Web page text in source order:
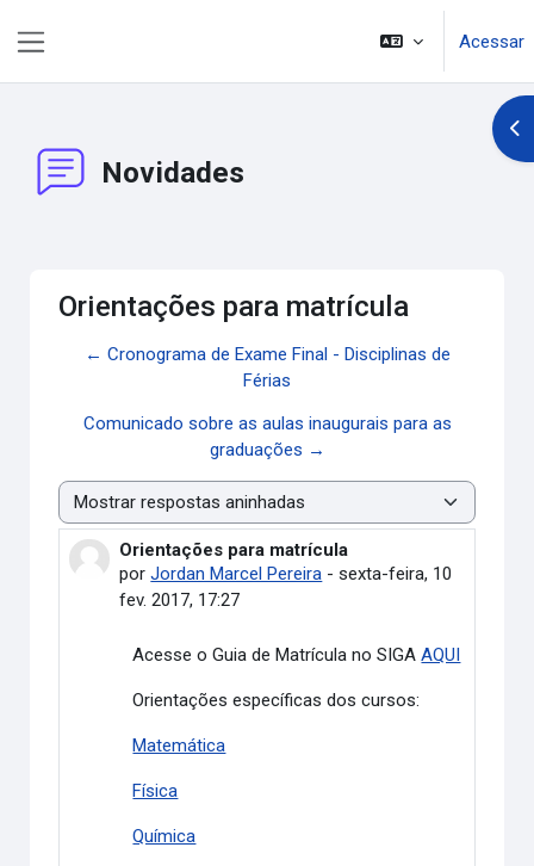
Acessar
Novidades
Orientações para matrícula
← Cronograma de Exame Final - Disciplinas de
Férias
Comunicado sobre as aulas inaugurais para as
graduações →
Modo de visualização
Orientações para matrícula
porJordan Marcel Pereira -sexta-feira, 10
fev. 2017, 17:27
Número de respostas: 0
Acesse o Guia de Matrícula no SIGAAQUI
Orientações específicas dos cursos:
Matemática
Física
Química